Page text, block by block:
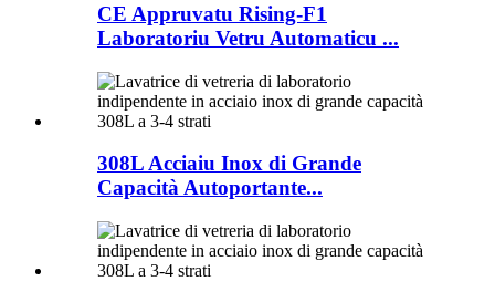
CE Appruvatu Rising-F1
Laboratoriu Vetru Automaticu ...
308L Acciaiu Inox di Grande
Capacità Autoportante...